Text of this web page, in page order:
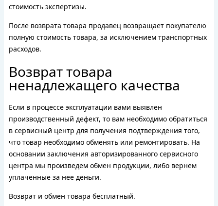
стоимость экспертизы.
После возврата товара продавец возвращает покупателю
полную стоимость товара, за исключением транспортных
расходов.
Возврат товара
ненадлежащего качества
Если в процессе эксплуатации вами выявлен
производственный дефект, то вам необходимо обратиться
в сервисный центр для получения подтверждения того,
что товар необходимо обменять или ремонтировать. На
основании заключения авторизированного сервисного
центра мы произведем обмен продукции, либо вернем
уплаченные за нее деньги.
Возврат и обмен товара бесплатный.